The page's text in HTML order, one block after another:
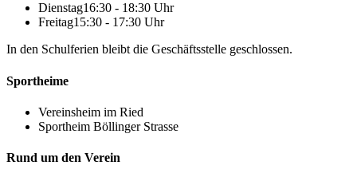
Dienstag16:30 - 18:30 Uhr
Freitag15:30 - 17:30 Uhr
In den Schulferien bleibt die Geschäftsstelle geschlossen.
Sportheime
Vereinsheim im Ried
Sportheim Böllinger Strasse
Rund um den Verein